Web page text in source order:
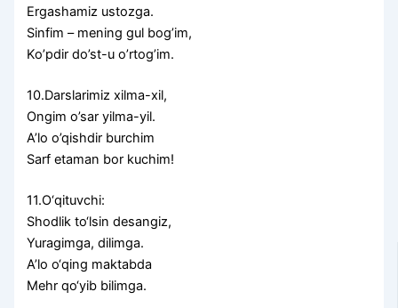
Ergashamiz ustozga.
Sinfim – mening gul bog’im,
Ko’pdir do’st-u o’rtog’im.
10.Darslarimiz xilma-xil,
Ongim o’sar yilma-yil.
A’lo o’qishdir burchim
Sarf etaman bor kuchim!
11.O‘qituvchi:
Shodlik to‘lsin desangiz,
Yuragimga, dilimga.
A’lo o‘qing maktabda
Mehr qo‘yib bilimga.